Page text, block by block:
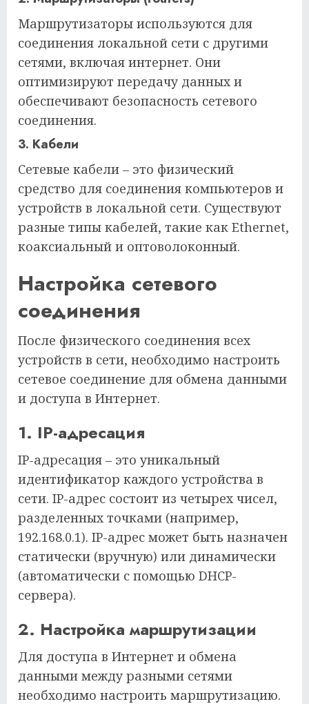
Маршрутизаторы используются для
соединения локальной сети с другими
сетями, включая интернет. Они
оптимизируют передачу данных и
обеспечивают безопасность сетевого
соединения.
3. Кабели
Сетевые кабели – это физический
средство для соединения компьютеров и
устройств в локальной сети. Существуют
разные типы кабелей, такие как Ethernet,
коаксиальный и оптоволоконный.
Настройка сетевого
соединения
После физического соединения всех
устройств в сети, необходимо настроить
сетевое соединение для обмена данными
и доступа в Интернет.
1. IP-адресация
IP-адресация – это уникальный
идентификатор каждого устройства в
сети. IP-адрес состоит из четырех чисел,
разделенных точками (например,
192.168.0.1). IP-адрес может быть назначен
статически (вручную) или динамически
(автоматически с помощью DHCP-
сервера).
2. Настройка маршрутизации
Для доступа в Интернет и обмена
данными между разными сетями
необходимо настроить маршрутизацию.